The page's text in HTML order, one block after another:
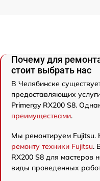
Почему для
стоит выбрать нас
В Челябинске
предоставляющих
Primergy RX200 S8.
преимуществами.
Мы ремонтируем
ремонту техники Fujitsu.
RX200 S8 для мастеров
виды проведенных